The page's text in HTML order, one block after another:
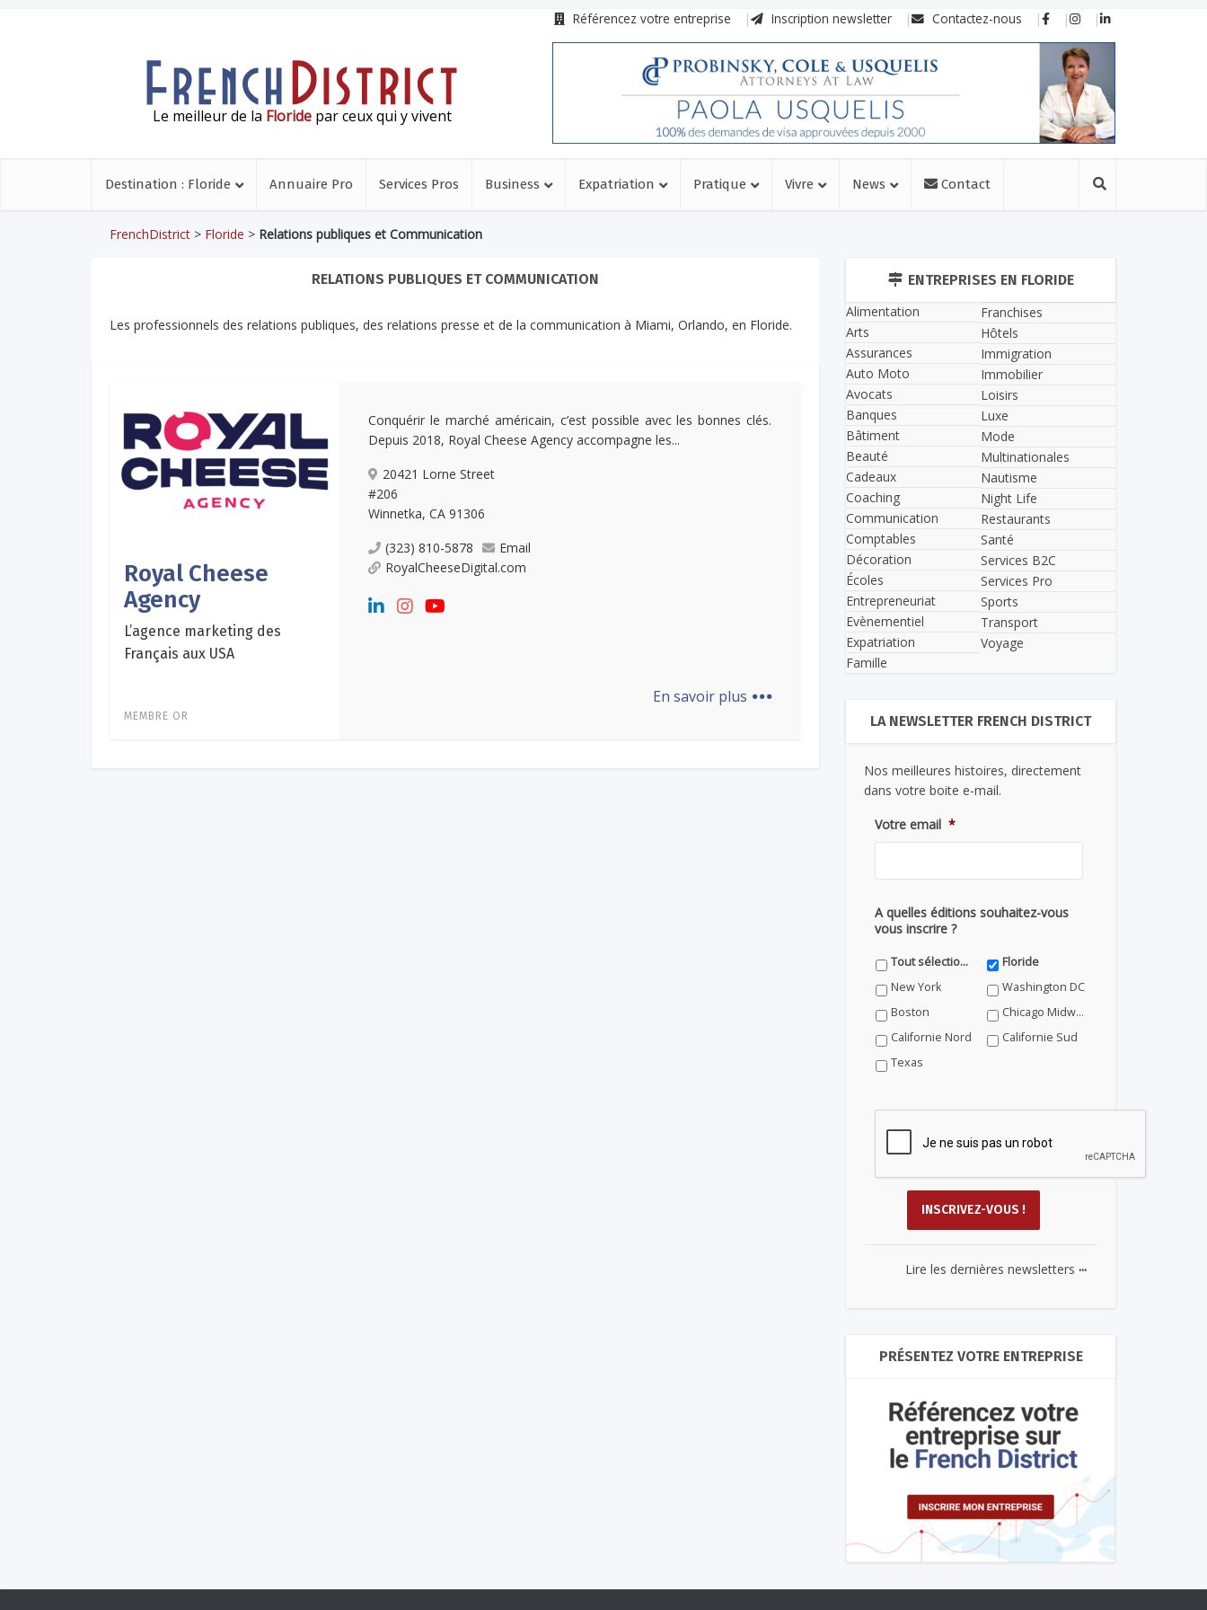
Référencez votre entreprise Inscription newsletter Contactez-nous
Le meilleur de la Floridepar ceux qui y vivent
Destination : Floride Annuaire Pro Services Pros Business Expatriation Pratique Vivre News Contact
FrenchDistrict > Floride > Relations publiques et Communication
RELATIONS PUBLIQUES ET COMMUNICATION
Les professionnels des relations publiques, des relations presse et de la communication à Miami, Orlando, en Floride.
Royal Cheese
Agency
L’agence marketing des
Français aux USA
MEMBRE OR
Conquérir le marché américain, c’est possible avec les bonnes clés.
Depuis 2018, Royal Cheese Agency accompagne les...
20421 Lorne Street
#206
Winnetka, CA 91306
(323) 810-5878
Email
RoyalCheeseDigital.com
En savoir plus ...
ENTREPRISES EN FLORIDE
Alimentation
Arts
Assurances
Auto Moto
Avocats
Banques
Bâtiment
Beauté
Cadeaux
Coaching
Communication
Comptables
Décoration
Écoles
Entrepreneuriat
Evènementiel
Expatriation
Famille
Franchises
Hôtels
Immigration
Immobilier
Loisirs
Luxe
Mode
Multinationales
Nautisme
Night Life
Restaurants
Santé
Services B2C
Services Pro
Sports
Transport
Voyage
LA NEWSLETTER FRENCH DISTRICT
Nos meilleures histoires, directement
dans votre boite e-mail.
Votre email *
A quelles éditions souhaitez-vous
vous inscrire ?
Tout sélectionner
Floride
New York
Washington DC
Boston
Chicago Midwest
Californie Nord
Californie Sud
Texas
Lire les dernières newsletters ...
PRÉSENTEZ VOTRE ENTREPRISE